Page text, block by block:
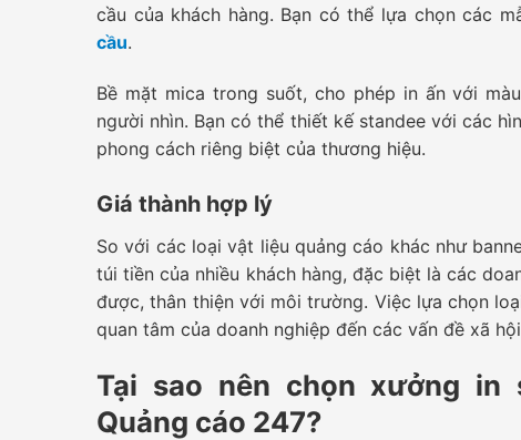
cầu của khách hàng. Bạn có thể lựa chọn các
cầu.
Bề mặt mica trong suốt, cho phép in ấn với
người nhìn. Bạn có thể thiết kế standee với các
phong cách riêng biệt của thương hiệu.
Giá thành hợp lý
So với các loại vật liệu quảng cáo khác như
túi tiền của nhiều khách hàng, đặc biệt là các
được, thân thiện với môi trường. Việc lựa chọn
quan tâm của doanh nghiệp đến các vấn đề xã
Tại sao nên chọn xưởng in
Quảng cáo 247?